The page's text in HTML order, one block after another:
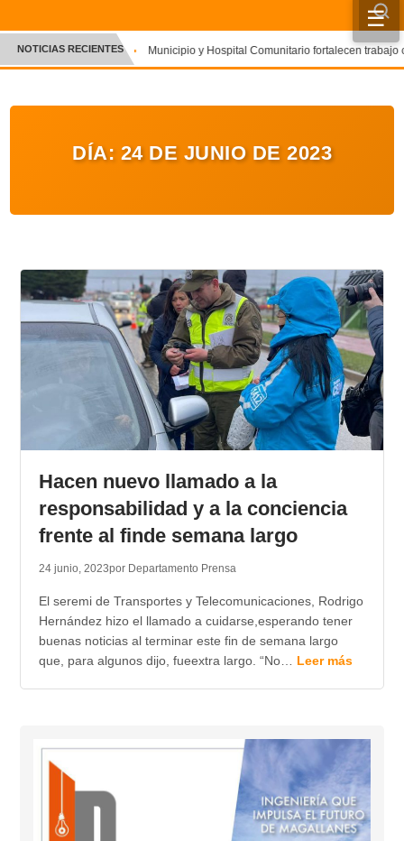
☰
INICIO
CRÓNICA
ENTRETENIMIENTO Y CULTURA
AUDIOS
VIDEOS
GALERIA DE FOTOS
APP MÓVIL
NOTICIAS RECIENTES Municipio y Hospital Comunitario fortalecen
DÍA: 24 DE JUNIO DE 2023
Hacen nuevo llamado a la
responsabilidad y a la conciencia
frente al finde semana largo
24 junio, 2023por Departamento Prensa
El seremi de Transportes y Telecomunicaciones, Rodrigo
Hernández hizo el llamado a cuidarse,esperando tener
buenas noticias al terminar este fin de semana largo
que, para algunos dijo, fueextra largo. “No… Leer más